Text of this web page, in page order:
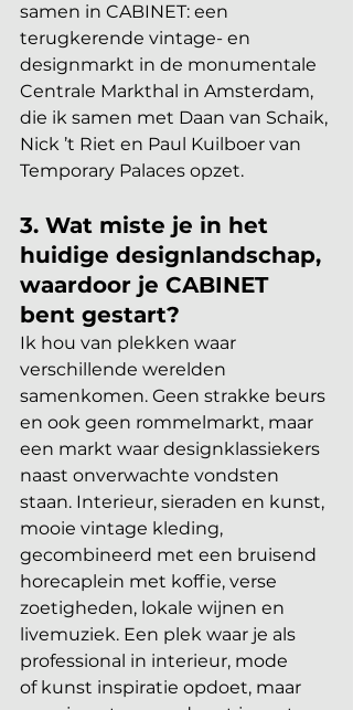
samen in CABINET: een
terugkerende vintage- en
designmarkt in de monumentale
Centrale Markthal in Amsterdam,
die ik samen met Daan van Schaik,
Nick ’t Riet en Paul Kuilboer van
Temporary Palaces opzet.
3. Wat miste je in het
huidige designlandschap,
waardoor je CABINET
bent gestart?
Ik hou van plekken waar
verschillende werelden
samenkomen. Geen strakke beurs
en ook geen rommelmarkt, maar
een markt waar designklassiekers
naast onverwachte vondsten
staan. Interieur, sieraden en kunst,
mooie vintage kleding,
gecombineerd met een bruisend
horecaplein met koffie, verse
zoetigheden, lokale wijnen en
livemuziek. Een plek waar je als
professional in interieur, mode
of kunst inspiratie opdoet, maar